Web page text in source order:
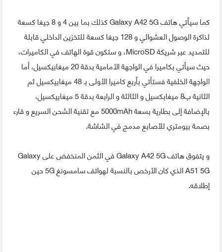
كما سيأتي هاتف Galaxy A42 5G كذلك بما بين 4 و 8 جيغا كسعة
لذاكرة الوصول العشوائي و 128 جيغا كسعة للتخزين الداخلي قابلة
للتمديد عبر شريكة MicroSD، و ستكون قوة الهاتف في الكاميرات،
حيث سيأتي بكاميرا في الواجهة الأمامية بدقة 20 ميغابيكسيل، أما
الواجهة الخلفية فستأتي بأربع كاميرا الأولى بـ 48 ميغابيكسيل ثم
الثانية ب8 ميغابكسيل و الثالثة و الرابعة بدقة 5 ميغابيكسيل،
بالإضافة إلى بطارية بسعة 5000mAh مع تقنية الشحن السريع و قارء
بصمة بيومتري للأصابع مدمج في الشاشة.
و يتفوق هاتف Galaxy A42 5G في الثمن المنخفض على Galaxy
A51 5G الذي كان الأرخص بالنسبة لهواتف سامسونغ 5G حين
إطلاقه.